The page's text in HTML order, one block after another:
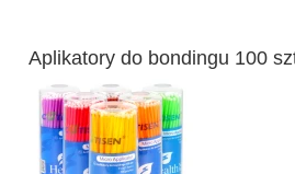
Aplikatory do bondingu 100